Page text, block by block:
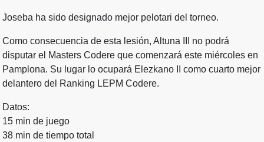
Joseba ha sido designado mejor pelotari del torneo.
Como consecuencia de esta lesión, Altuna III no podrá
disputar el Masters Codere que comenzará este miércoles en
Pamplona. Su lugar lo ocupará Elezkano II como cuarto mejor
delantero del Ranking LEPM Codere.
Datos:
15 min de juego
38 min de tiempo total